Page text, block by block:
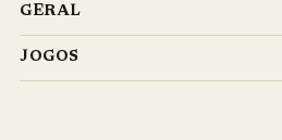
GERAL
JOGOS